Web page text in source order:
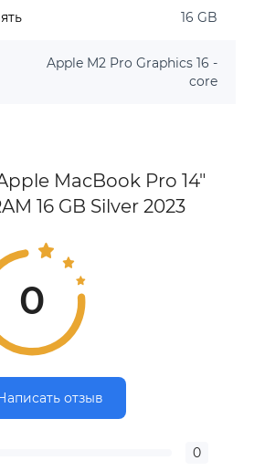
16 GB
Apple M2 Pro Graphics 16 -
core
MacBook Pro 14"
16 GB Silver 2023
0
отзыв
0